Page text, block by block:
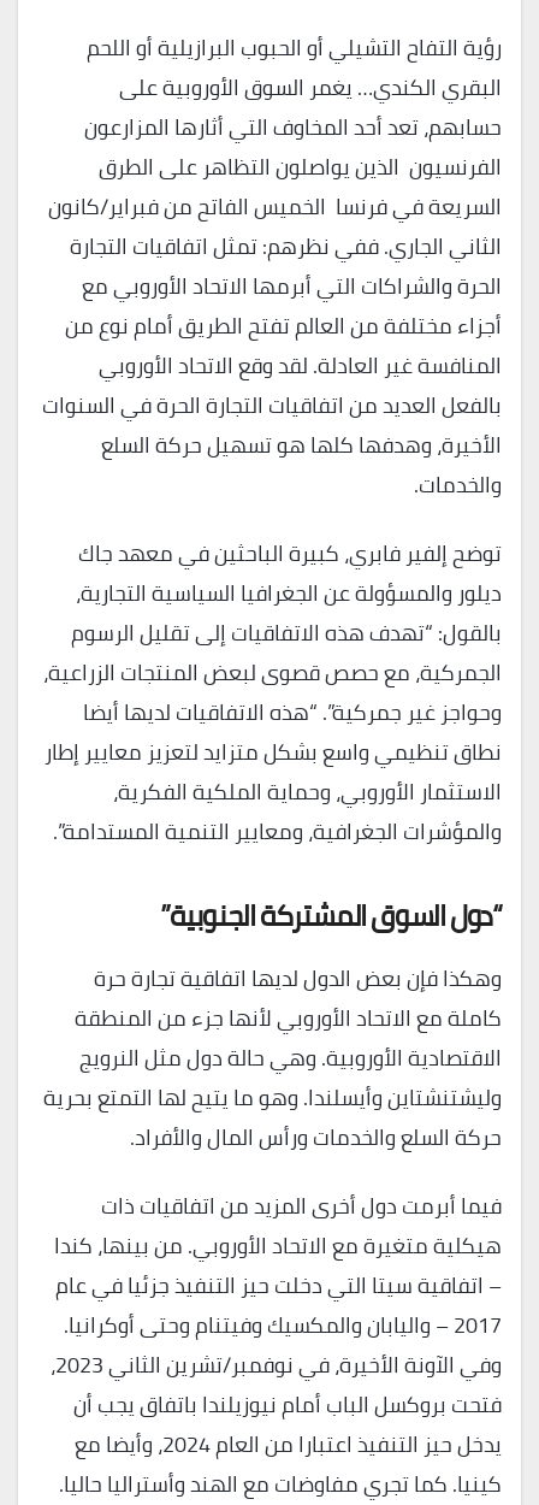
رؤية التفاح التشيلي أو الحبوب البرازيلية أو اللحم
البقري الكندي… يغمر السوق الأوروبية على
حسابهم، تعد أحد المخاوف التي أثارها المزارعون
الفرنسيون الذين يواصلون التظاهر على الطرق
السريعة في فرنسا الخميس الفاتح من فبراير/كانون
الثاني الجاري. ففي نظرهم: تمثل اتفاقيات التجارة
الحرة والشراكات التي أبرمها الاتحاد الأوروبي مع
أجزاء مختلفة من العالم تفتح الطريق أمام نوع من
المنافسة غير العادلة. لقد وقع الاتحاد الأوروبي
بالفعل العديد من اتفاقيات التجارة الحرة في السنوات
الأخيرة، وهدفها كلها هو تسهيل حركة السلع
والخدمات.
توضح إلفير فابري، كبيرة الباحثين في معهد جاك
ديلور والمسؤولة عن الجغرافيا السياسية التجارية،
بالقول: “تهدف هذه الاتفاقيات إلى تقليل الرسوم
الجمركية، مع حصص قصوى لبعض المنتجات الزراعية،
وحواجز غير جمركية”. “هذه الاتفاقيات لديها أيضا
نطاق تنظيمي واسع بشكل متزايد لتعزيز معايير إطار
الاستثمار الأوروبي، وحماية الملكية الفكرية،
والمؤشرات الجغرافية، ومعايير التنمية المستدامة”.
“دول السوق المشتركة الجنوبية”
وهكذا فإن بعض الدول لديها اتفاقية تجارة حرة
كاملة مع الاتحاد الأوروبي لأنها جزء من المنطقة
الاقتصادية الأوروبية. وهي حالة دول مثل النرويج
وليشتنشتاين وأيسلندا. وهو ما يتيح لها التمتع بحرية
حركة السلع والخدمات ورأس المال والأفراد.
فيما أبرمت دول أخرى المزيد من اتفاقيات ذات
هيكلية متغيرة مع الاتحاد الأوروبي. من بينها، كندا
– اتفاقية سيتا التي دخلت حيز التنفيذ جزئيا في عام
2017 – واليابان والمكسيك وفيتنام وحتى أوكرانيا.
وفي الآونة الأخيرة، في نوفمبر/تشرين الثاني 2023،
فتحت بروكسل الباب أمام نيوزيلندا باتفاق يجب أن
يدخل حيز التنفيذ اعتبارا من العام 2024، وأيضا مع
كينيا. كما تجري مفاوضات مع الهند وأستراليا حاليا.